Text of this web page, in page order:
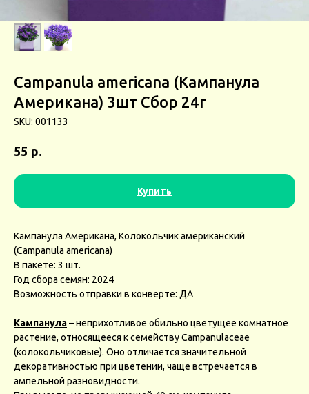
Campanula americana (Кампанула
Американа) 3шт Сбор 24г
SKU: 001133
55 р.
Купить
Кампанула Американа, Колокольчик американский
(Campanula americana)
В пакете: 3 шт.
Год сбора семян: 2024
Возможность отправки в конверте: ДА
Кампанула– неприхотливое обильно цветущее комнатное
растение, относящееся к семейству Campanulaceae
(колокольчиковые). Оно отличается значительной
декоративностью при цветении, чаще встречается в
ампельной разновидности.